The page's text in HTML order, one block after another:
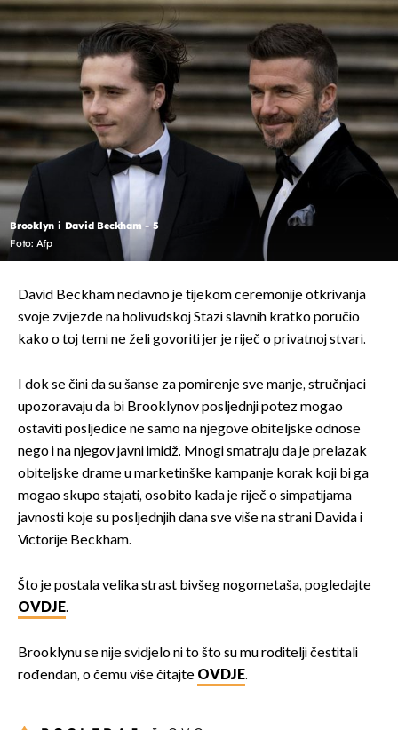
Brooklyn i David Beckham - 5
Foto: Afp
David Beckham nedavno je tijekom ceremonije otkrivanja
svoje zvijezde na holivudskoj Stazi slavnih kratko poručio
kako o toj temi ne želi govoriti jer je riječ o privatnoj stvari.
I dok se čini da su šanse za pomirenje sve manje, stručnjaci
upozoravaju da bi Brooklynov posljednji potez mogao
ostaviti posljedice ne samo na njegove obiteljske odnose
nego i na njegov javni imidž. Mnogi smatraju da je prelazak
obiteljske drame u marketinške kampanje korak koji bi ga
mogao skupo stajati, osobito kada je riječ o simpatijama
javnosti koje su posljednjih dana sve više na strani Davida i
Victorije Beckham.
Što je postala velika strast bivšeg nogometaša, pogledajte
OVDJE.
Brooklynu se nije svidjelo ni to što su mu roditelji čestitali
rođendan, o čemu više čitajte OVDJE.